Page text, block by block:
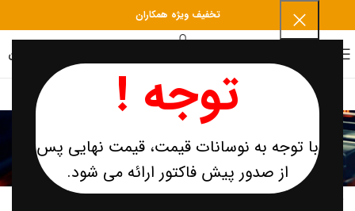
توجه !
با توجه به نوسانات قیمت، قیمت نهایی پس
از صدور پیش فاکتور ارائه می شود.
تخفیف ویژه همکاران
تومان
شرایط و قوانین استفاده از
خدمات